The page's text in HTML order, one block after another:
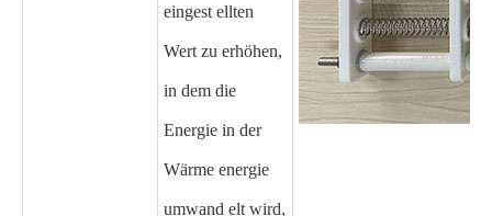
eingest ellten
Wert zu erhöhen,
in dem die
Energie in der
Wärme energie
umwand elt wird,